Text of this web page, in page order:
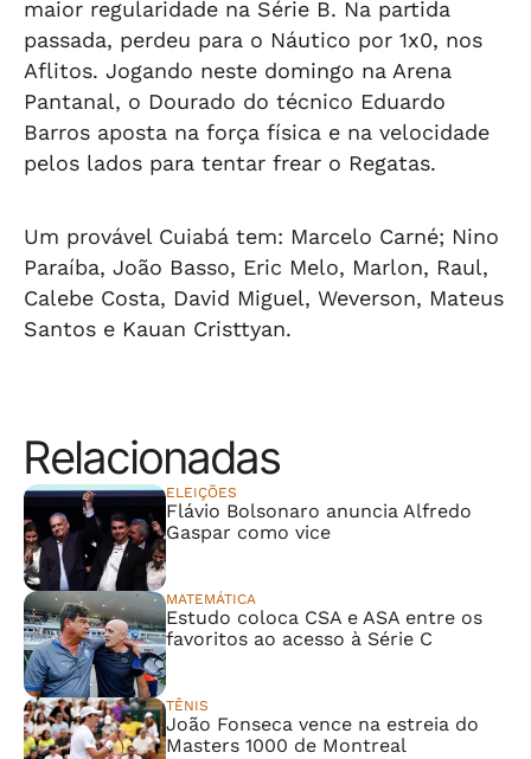
maior regularidade na Série B. Na partida
passada, perdeu para o Náutico por 1x0, nos
Aflitos. Jogando neste domingo na Arena
Pantanal, o Dourado do técnico Eduardo
Barros aposta na força física e na velocidade
pelos lados para tentar frear o Regatas.
Um provável Cuiabá tem: Marcelo Carné; Nino
Paraíba, João Basso, Eric Melo, Marlon, Raul,
Calebe Costa, David Miguel, Weverson, Mateus
Santos e Kauan Cristtyan.
Relacionadas
ELEIÇÕES
Flávio Bolsonaro anuncia Alfredo
Gaspar como vice
MATEMÁTICA
Estudo coloca CSA e ASA entre os
favoritos ao acesso à Série C
TÊNIS
João Fonseca vence na estreia do
Masters 1000 de Montreal